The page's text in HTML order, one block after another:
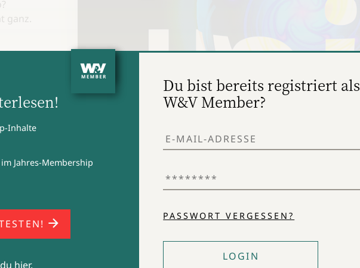
ganz.
hin
ein
oder
eine
fürs
die
Inhalte
Jahres-Membership
hier.
Du bist bereits registriert als
W&V Member?
PASSWORT VERGESSEN?
LOGIN